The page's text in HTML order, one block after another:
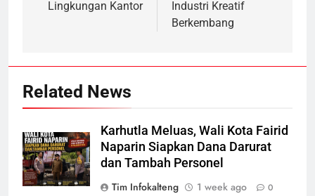
Lingkungan Kantor
Industri Kreatif
Berkembang
Related News
Karhutla Meluas, Wali Kota Fairid
Naparin Siapkan Dana Darurat
dan Tambah Personel
Tim Infokalteng
1 week ago 0